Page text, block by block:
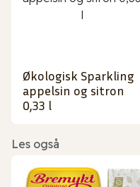
Økologisk Sparkling
appelsin og sitron
0,33 l
Les også